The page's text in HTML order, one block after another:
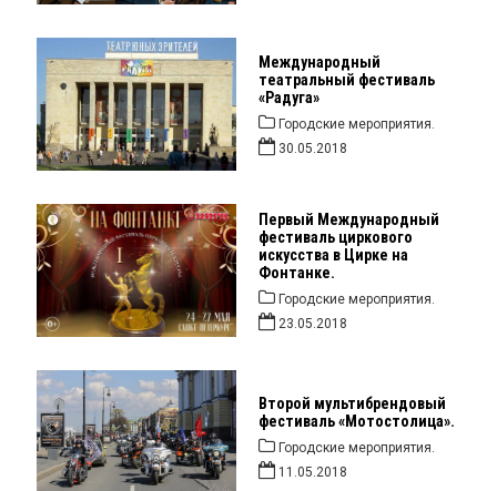
Международный
театральный фестиваль
«Радуга»
Городские мероприятия.
30.05.2018
Первый Международный
фестиваль циркового
искусства в Цирке на
Фонтанке.
Городские мероприятия.
23.05.2018
Второй мультибрендовый
фестиваль «Мотостолица».
Городские мероприятия.
11.05.2018